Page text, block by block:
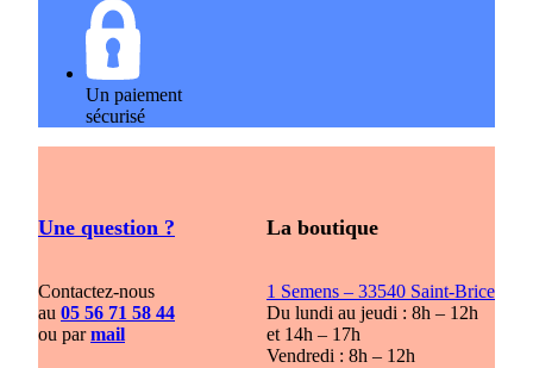
Un paiement
sécurisé
Une question ?
Contactez-nous
au 05 56 71 58 44
ou parmail
La boutique
1 Semens – 33540 Saint-Brice
Du lundi au jeudi : 8h – 12h
et 14h – 17h
Vendredi : 8h – 12h